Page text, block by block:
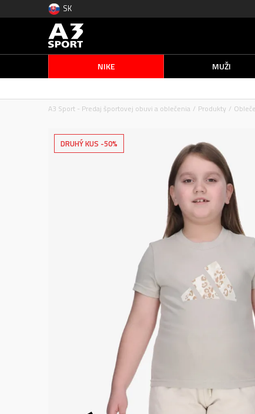
SK
NIKE MUŽI
A3 Sport - Predaj športovej obuvi a oblečenia
Produkty
DRUHÝ KUS -50%